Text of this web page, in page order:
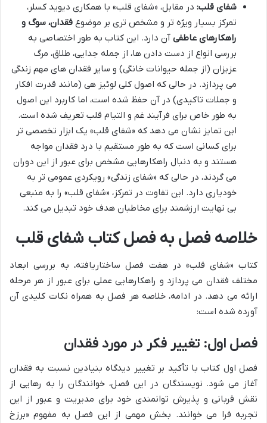
شفای قلب: در مقابل، «شفای قلب» با همکاری دیوید کسلر،
تمرکز بسیار ویژه تر و مشخص تری بر موضوع فقدان، سوگ و
راهکارهای عاطفی آن دارد. این کتاب به طور اختصاصی به
بررسی انواع از دست دادن ها، از جمله جدایی، طلاق، مرگ
عزیزان (از جمله حیوانات خانگی) و سایر فقدان های مهم زندگی
می پردازد. در حالی که اصول کلی لوئیز هی (مانند قدرت افکار
و جملات تاکیدی) در آن حفظ شده است، اما کاربرد این اصول
به طور خاص برای فرآیند غم و التیام قلب تعریف شده است.
این تمایز نشان می دهد که «شفای قلب» یک ابزار تخصصی تر
برای کسانی است که به طور مستقیم با درد فقدان مواجه
هستند و به دنبال راهکارهایی مشخص برای عبور از این دوران
می گردند، در حالی که «شفای زندگی» رویکردی عمومی تر به
خودیاری دارد. این تفاوت در تمرکز، «شفای قلب» را به منبعی
بی نهایت ارزشمند برای مخاطبان هدف خود تبدیل می کند.
خلاصه فصل به فصل کتاب شفای قلب
کتاب «شفای قلب» در هفت فصل ساختاریافته، به بررسی ابعاد
مختلف فقدان می پردازد و راهکارهایی عملی برای عبور از هر مرحله
ارائه می دهد. در ادامه، خلاصه هر فصل به همراه نکات کلیدی آن
آورده شده است:
فصل اول: تغییر فکر در مورد فقدان
فصل اول کتاب با تأکید بر تغییر دیدگاه بنیادین نسبت به فقدان
آغاز می شود. نویسندگان در این فصل، خوانندگان را به رهایی از
نقش قربانی و پذیرش توانمندی خود برای مدیریت و عبور از این
تجربه فرا می خوانند. بخش مهمی از این فصل به مفهوم «برزخ